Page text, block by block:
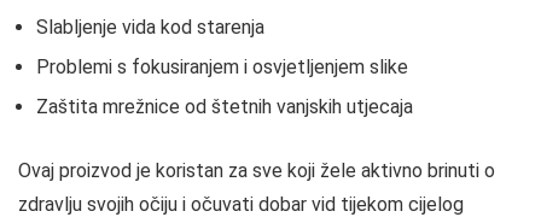
Slabljenje vida kod starenja
Problemi s fokusiranjem i osvjetljenjem slike
Zaštita mrežnice od štetnih vanjskih utjecaja
Ovaj proizvod je koristan za sve koji žele aktivno brinuti o
zdravlju svojih očiju i očuvati dobar vid tijekom cijelog